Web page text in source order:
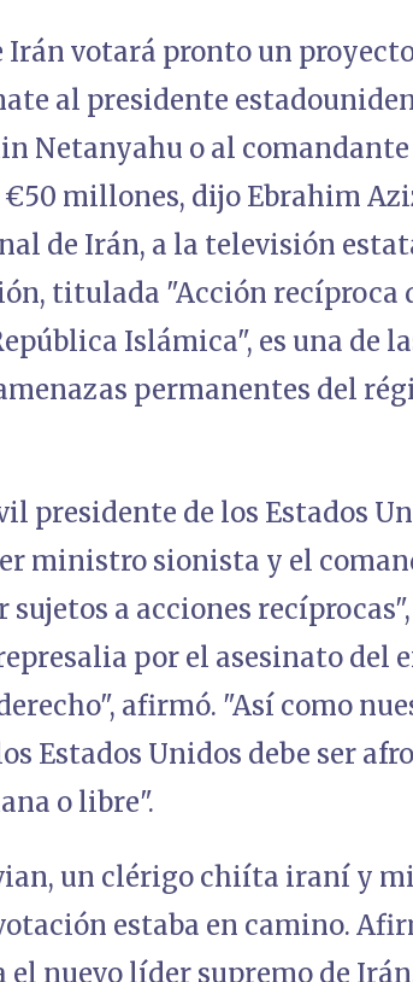
Irán votará pronto un
al presidente
Netanyahu o al comandante
€50 millones, dijo Ebrahim
de Irán, a la televisión
titulada "Acción recíproca
Islámica", es una de
permanentes del
presidente de los Estados
ministro sionista y el
sujetos a acciones
por el asesinato del
afirmó. "Así como
Estados Unidos debe ser
o libre".
un clérigo chiíta iraní y
estaba en camino.
el nuevo líder supremo de